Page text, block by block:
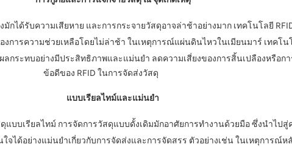
ด้รับความเสียหาย และการกระจายวัสดุอาจล่าช้าอย่างมาก เทคโนโลยี
ารความช่วยเหลือโดยไม่ล่าช้า ในเหตุการณ์แผ่นดินไหวในเมียนมาร์ เทคโน
กระทบอย่างมีประสิทธิภาพและแม่นยำ ลดความเสี่ยงของการสิ้นเปลืองหรือก
ข้อดีของ RFID ในการจัดส่งวัสดุ
แบบเรียลไทม์และแม่นยำ
บบเรียลไทม์ การจัดการวัสดุแบบดั้งเดิมมักอาศัยการทำงานด้วยมือ ซึ่งนำไป
ได้อย่างแม่นยำเกี่ยวกับการจัดส่งและการจัดสรร ตัวอย่างเช่น ในเหตุการณ์